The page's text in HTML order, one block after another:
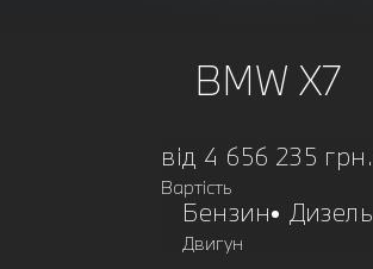
BMW Х7
від 4 656 235 грн.
Вартість
Бензин Дизель
Двигун